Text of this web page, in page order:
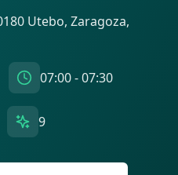
Utebo, Zaragoza,
07:00 - 07:30
9